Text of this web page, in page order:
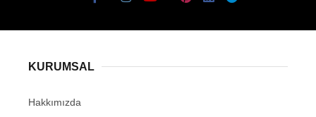
KURUMSAL
Hakkımızda